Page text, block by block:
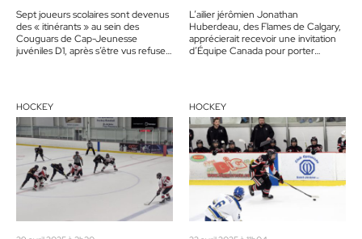
Sept joueurs scolaires sont devenus
des « itinérants » au sein des
Couguars de Cap-Jeunesse
juvéniles D1, après s’être vus refuser
L’ailier jérômien Jonathan
Huberdeau, des Flames de Calgary,
apprécierait recevoir une invitation
d’Équipe Canada pour porter
HOCKEY HOCKEY